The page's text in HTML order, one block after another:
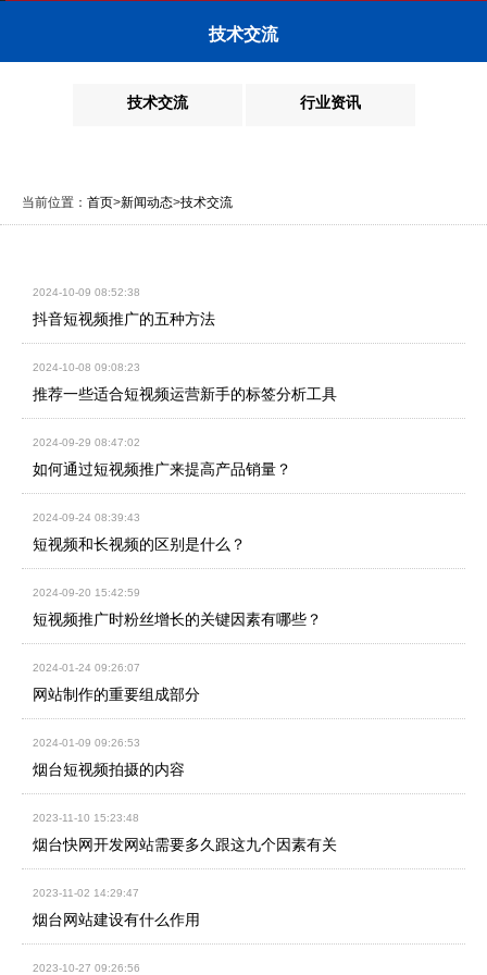
技术交流
技术交流 行业资讯
当前位置： 首页>新闻动态>技术交流
2024-10-09 08:52:38
抖音短视频推广的五种方法
2024-10-08 09:08:23
推荐一些适合短视频运营新手的标签分析工具
2024-09-29 08:47:02
如何通过短视频推广来提高产品销量？
2024-09-24 08:39:43
短视频和长视频的区别是什么？
2024-09-20 15:42:59
短视频推广时粉丝增长的关键因素有哪些？
2024-01-24 09:26:07
网站制作的重要组成部分
2024-01-09 09:26:53
烟台短视频拍摄的内容
2023-11-10 15:23:48
烟台快网开发网站需要多久跟这九个因素有关
2023-11-02 14:29:47
烟台网站建设有什么作用
2023-10-27 09:26:56